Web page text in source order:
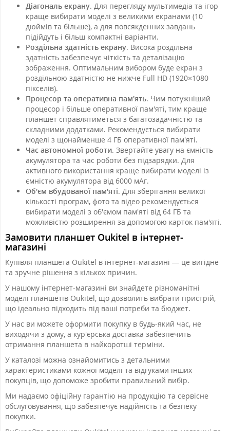
Діагональ екрану. Для перегляду мультимедіа та ігор
краще вибирати моделі з великими екранами (10
дюймів та більше), а для повсякденних завдань
підійдуть і більш компактні варіанти.
Роздільна здатність екрану. Висока роздільна
здатність забезпечує чіткість та деталізацію
зображення. Оптимальним вибором буде екран з
роздільною здатністю не нижче Full HD (1920×1080
пікселів).
Процесор та оперативна пам'ять. Чим потужніший
процесор і більше оперативної пам'яті, тим краще
планшет справлятиметься з багатозадачністю та
складними додатками. Рекомендується вибирати
моделі з щонайменше 4 ГБ оперативної пам'яті.
Час автономної роботи. Звертайте увагу на ємність
акумулятора та час роботи без підзарядки. Для
активного використання краще вибирати моделі із
ємністю акумулятора від 6000 мАг.
Об'єм вбудованої пам'яті. Для зберігання великої
кількості програм, фото та відео рекомендується
вибирати моделі з об'ємом пам'яті від 64 ГБ та
можливістю розширення за допомогою карток пам'яті.
Замовити планшет Oukitel в інтернет-
магазині
Купівля планшета Oukitel в інтернет-магазині — це вигідне
та зручне рішення з кількох причин.
У нашому інтернет-магазині ви знайдете різноманітні
моделі планшетів Oukitel, що дозволить вибрати пристрій,
що ідеально підходить під ваші потреби та бюджет.
У нас ви можете оформити покупку в будь-який час, не
виходячи з дому, а кур'єрська доставка забезпечить
отримання планшета в найкоротші терміни.
У каталозі можна ознайомитись з детальними
характеристиками кожної моделі та відгуками інших
покупців, що допоможе зробити правильний вибір.
Ми надаємо офіційну гарантію на продукцію та сервісне
обслуговування, що забезпечує надійність та безпеку
покупки.